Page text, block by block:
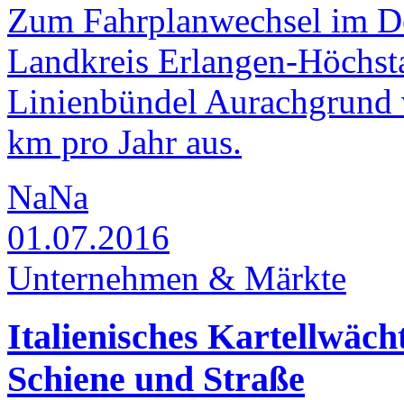
Zum Fahrplanwechsel im
Landkreis Erlangen-
Linienbündel
km pro Jahr aus.
NaNa
01.07.2016
Unternehmen & Märkte
Italienisches
Schiene und Straße